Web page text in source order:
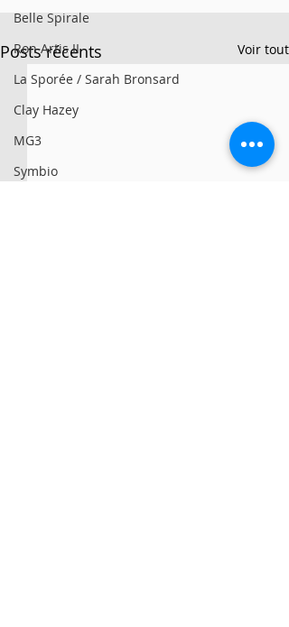
Belle Spirale
Ron Artis II
La Sporée / Sarah Bronsard
Clay Hazey
MG3
Symbio
Posts récents Voir tout